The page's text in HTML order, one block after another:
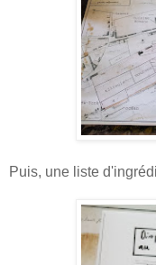
Puis, une liste